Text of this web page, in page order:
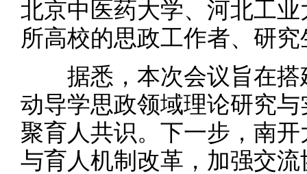
北京中医药大学、河北工
所高校的思政工作者、研
据悉，本次会议旨在搭
动导学思政领域理论研究
聚育人共识。下一步，南
与育人机制改革，加强交